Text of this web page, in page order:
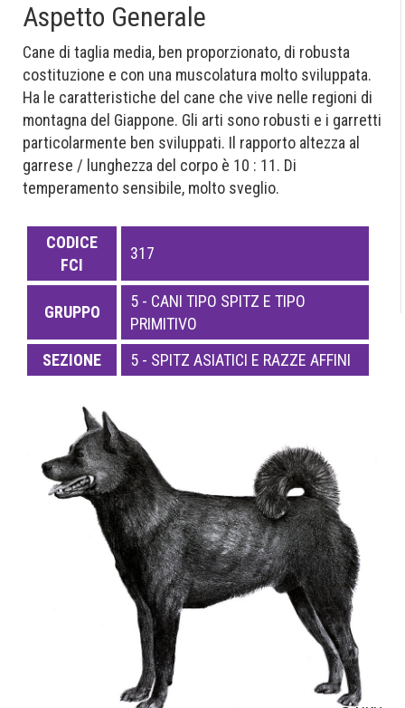
Aspetto Generale
Cane di taglia media, ben proporzionato, di robusta
costituzione e con una muscolatura molto sviluppata.
Ha le caratteristiche del cane che vive nelle regioni di
montagna del Giappone. Gli arti sono robusti e i garretti
particolarmente ben sviluppati. Il rapporto altezza al
garrese / lunghezza del corpo è 10 : 11. Di
temperamento sensibile, molto sveglio.
CODICE
FCI
317
GRUPPO
5 - CANI TIPO SPITZ E TIPO
PRIMITIVO
SEZIONE
5 - SPITZ ASIATICI E RAZZE AFFINI